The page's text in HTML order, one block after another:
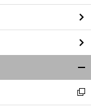
へ
閉
新
し